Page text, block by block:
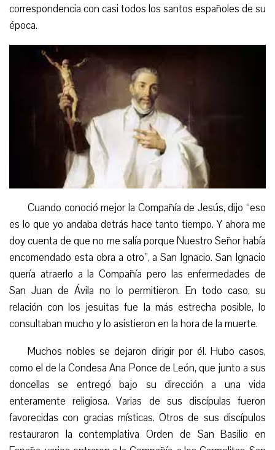
correspondencia con casi todos los santos españoles de su
época.
Cuando conoció mejor la Compañía de Jesús, dijo “eso
es lo que yo andaba detrás hace tanto tiempo. Y ahora me
doy cuenta de que no me salía porque Nuestro Señor había
encomendado esta obra a otro”, a San Ignacio. San Ignacio
quería atraerlo a la Compañía pero las enfermedades de
San Juan de Ávila no lo permitieron. En todo caso, su
relación con los jesuitasfue la más estrecha posible, lo
consultaban mucho y lo asistieron en la hora de la muerte.
Muchos nobles se dejaron dirigir por él. Hubo casos,
como el de la Condesa Ana Ponce de León, que junto a sus
doncellas se entregó bajo su dirección a una vida
enteramente religiosa. Varias de sus discípulas fueron
favorecidas con gracias místicas. Otros de sus discípulos
restauraron la contemplativa Orden de San Basilio en